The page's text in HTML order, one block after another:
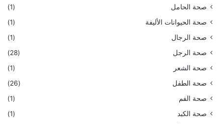
صحة الحامل
(1)
صحة الحيوانات الأليفة
(1)
صحة الرجال
(1)
صحة الرجل
(28)
صحة الشعر
(1)
صحة الطفل
(26)
صحة الفم
(1)
صحة الكبد
(1)